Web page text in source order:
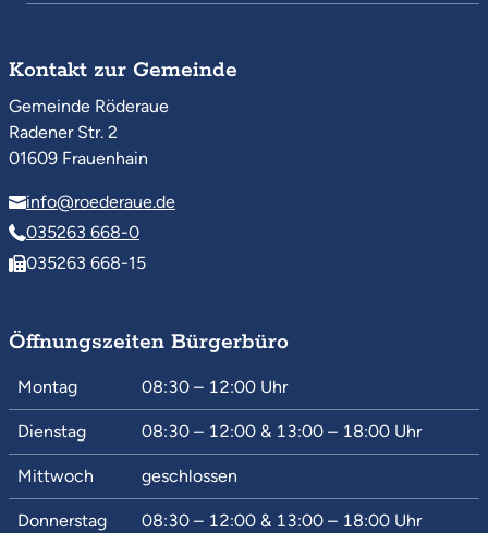
Kontakt zur Gemeinde
Gemeinde Röderaue
Radener Str. 2
01609 Frauenhain
info@roederaue.de
035263 668-0
035263 668-15
Öffnungszeiten Bürgerbüro
Montag 08:30 – 12:00 Uhr
Dienstag 08:30 – 12:00 & 13:00 – 18:00 Uhr
Mittwoch geschlossen
Donnerstag 08:30 – 12:00 & 13:00 – 18:00 Uhr